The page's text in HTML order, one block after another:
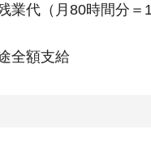
業代（月80時間分＝
全額支給